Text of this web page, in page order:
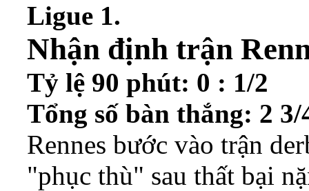
Ligue 1.
Nhận định trận
Tỷ lệ 90 phút: 0 : 1/2
Tổng số bàn thắng: 2 3/
Rennes bước vào trận
"phục thù" sau thất bại